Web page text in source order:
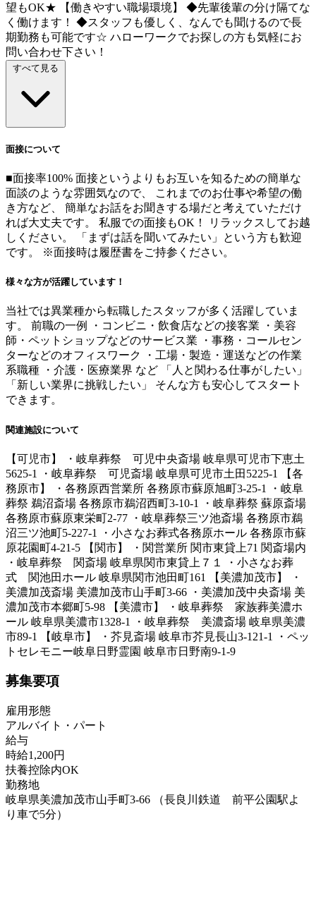
望もOK★ 【働きやすい職場環境】 ◆先輩後輩の分け隔てな
く働けます！ ◆スタッフも優しく、なんでも聞けるので長
期勤務も可能です☆ ハローワークでお探しの方も気軽にお
問い合わせ下さい！
すべて見る
面接について
■面接率100% 面接というよりもお互いを知るための簡単な
面談のような雰囲気なので、 これまでのお仕事や希望の働
き方など、 簡単なお話をお聞きする場だと考えていただけ
れば大丈夫です。 私服での面接もOK！ リラックスしてお越
しください。 「まずは話を聞いてみたい」という方も歓迎
です。 ※面接時は履歴書をご持参ください。
様々な方が活躍しています！
当社では異業種から転職したスタッフが多く活躍していま
す。 前職の一例 ・コンビニ・飲食店などの接客業 ・美容
師・ペットショップなどのサービス業 ・事務・コールセン
ターなどのオフィスワーク ・工場・製造・運送などの作業
系職種 ・介護・医療業界 など 「人と関わる仕事がしたい」
「新しい業界に挑戦したい」 そんな方も安心してスタート
できます。
関連施設について
【可児市】 ・岐阜葬祭 可児中央斎場 岐阜県可児市下恵土
5625-1 ・岐阜葬祭 可児斎場 岐阜県可児市土田5225-1 【各
務原市】 ・各務原西営業所 各務原市蘇原旭町3-25-1 ・岐阜
葬祭 鵜沼斎場 各務原市鵜沼西町3-10-1 ・岐阜葬祭 蘇原斎場
各務原市蘇原東栄町2-77 ・岐阜葬祭三ツ池斎場 各務原市鵜
沼三ツ池町5-227-1 ・小さなお葬式各務原ホール 各務原市蘇
原花園町4-21-5 【関市】 ・関営業所 関市東貸上71 関斎場内
・岐阜葬祭 関斎場 岐阜県関市東貸上７１ ・小さなお葬
式 関池田ホール 岐阜県関市池田町161 【美濃加茂市】 ・
美濃加茂斎場 美濃加茂市山手町3-66 ・美濃加茂中央斎場 美
濃加茂市本郷町5-98 【美濃市】 ・岐阜葬祭 家族葬美濃ホ
ール 岐阜県美濃市1328-1 ・岐阜葬祭 美濃斎場 岐阜県美濃
市89-1 【岐阜市】 ・芥見斎場 岐阜市芥見長山3-121-1 ・ペッ
トセレモニー岐阜日野霊園 岐阜市日野南9-1-9
募集要項
雇用形態
アルバイト・パート
給与
時給1,200円
扶養控除内OK
勤務地
岐阜県美濃加茂市山手町3-66 （長良川鉄道 前平公園駅よ
り車で5分）